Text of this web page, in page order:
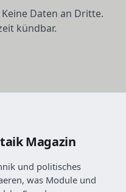
Keine Daten an Dritte.
kündbar.
Magazin
und politisches
was Module und